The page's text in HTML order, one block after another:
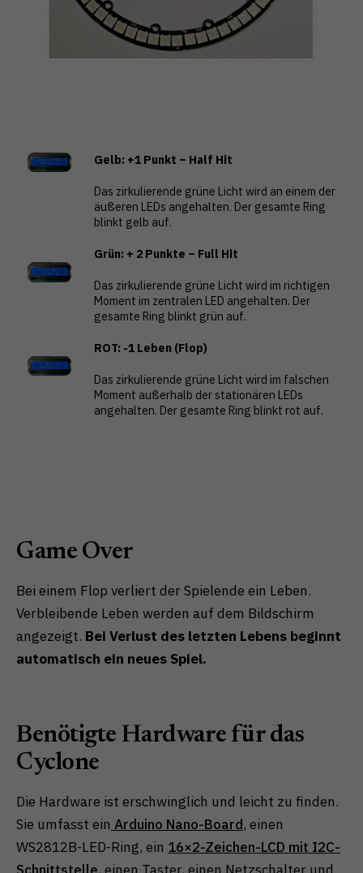
Gelb: +1 Punkt – Half Hit
Das zirkulierende grüne Licht wird an einem der
äußeren LEDs angehalten. Der gesamte Ring
blinkt gelb auf.
Grün: + 2 Punkte – Full Hit
Das zirkulierende grüne Licht wird im richtigen
Moment im zentralen LED angehalten. Der
gesamte Ring blinkt grün auf.
ROT: -1 Leben (Flop)
Das zirkulierende grüne Licht wird im falschen
Moment außerhalb der stationären LEDs
angehalten. Der gesamte Ring blinkt rot auf.
Game Over
Bei einem Flop verliert der Spielende ein Leben.
Verbleibende Leben werden auf dem Bildschirm
angezeigt. Bei Verlust des letzten Lebens beginnt
automatisch ein neues Spiel.
Benötigte Hardware für das
Cyclone
Die Hardware ist erschwinglich und leicht zu finden.
Sie umfasst ein Arduino Nano-Board, einen
WS2812B-LED-Ring, ein 16×2-Zeichen-LCD mit I2C-